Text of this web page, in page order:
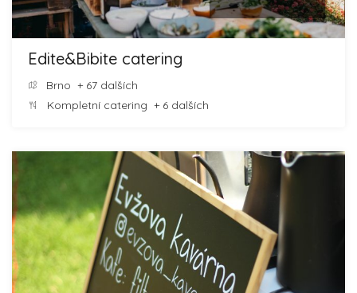
Edite&Bibite catering
Brno + 67 dalších
Kompletní catering + 6 dalších